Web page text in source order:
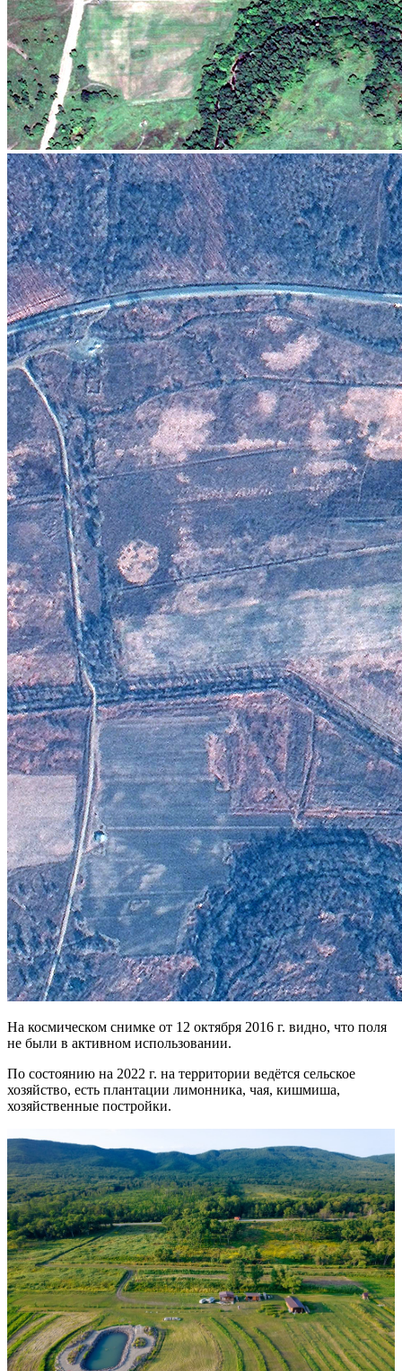
На космическом снимке от 12 октября 2016 г. видно, что поля
не были в активном использовании.
По состоянию на 2022 г. на территории ведётся сельское
хозяйство, есть плантации лимонника, чая, кишмиша,
хозяйственные постройки.